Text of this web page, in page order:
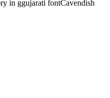
in ggujarati fontCavendish